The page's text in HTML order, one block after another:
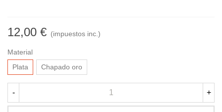
12,00 € (impuestos inc.)
Material
Plata
Chapado oro
- +